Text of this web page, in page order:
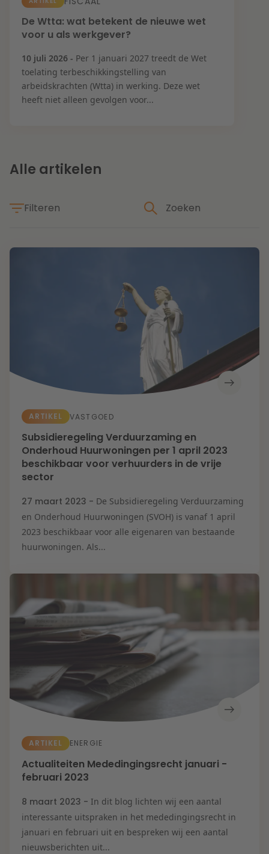
Herstructurering & Insolventie
Energie
Zorg & Sociaal domein
Overheid & Omgeving
Aanbesteding & Mededinging
Aansprakelijkheid & Verzekering
Dichtbij de kansen en uitdagingen in de
woningbouw
Internationale partners
Nieuws
Nederlands
English
De Wtta: wat betekent de nieuwe wet
voor u als werkgever?
10 juli 2026 - Per 1 januari 2027 treedt de Wet
toelating terbeschikkingstelling van
arbeidskrachten (Wtta) in werking. Deze wet
heeft niet alleen gevolgen voor...
Alle artikelen
Filteren
Thema's
Kansen en uitdagingen in de woningbouw
Toekomstbestendige zorg
Wendbare onderneming
& Verzekering
Arbeid & Pensioen
Banking & Finance
Corporate & M&A
De veerkrachtige
onderneming
Energie
Fiscaal
Herstructurering &
Insolventie
IE & Innovatie
IT & Privacy
Onderwijs
Overheid &
Omgeving
Vastgoed
Zorg & Sociaal
domein
ARTIKEL VASTGOED
Subsidieregeling Verduurzaming en
Onderhoud Huurwoningen per 1 april 2023
beschikbaar voor verhuurders in de vrije
sector
27 maart 2023 - De Subsidieregeling Verduurzaming
en Onderhoud Huurwoningen (SVOH) is vanaf 1 april
2023 beschikbaar voor alle eigenaren van bestaande
huurwoningen. Als...
ARTIKEL ENERGIE
Actualiteiten Mededingingsrecht januari -
februari 2023
8 maart 2023 - In dit blog lichten wij een aantal
interessante uitspraken in het mededingingsrecht in
januari en februari uit en bespreken wij een aantal
nieuwsberichten uit...